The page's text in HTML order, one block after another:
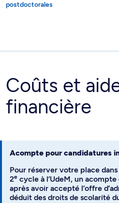
postdoctorales
Coûts et
financière
Acompte pour candidatures
Pour réserver votre place
2e cycle à l’UdeM, un
après avoir accepté l’offre
déduit des droits de scolarité